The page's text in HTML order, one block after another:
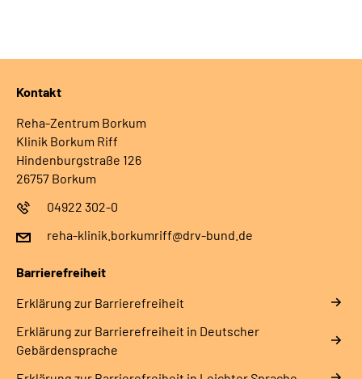
Kontakt
Reha-Zentrum Borkum
Klinik Borkum Riff
Hindenburgstraße 126
26757 Borkum
04922 302-0
reha-klinik.borkumriff@drv-bund.de
Barrierefreiheit
Erklärung zur Barrierefreiheit
Erklärung zur Barrierefreiheit in Deutscher
Gebärdensprache